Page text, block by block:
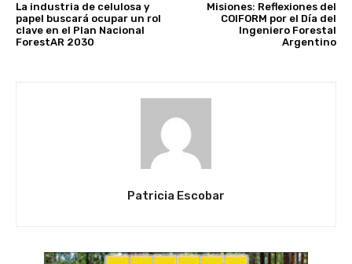
La industria de celulosa y
papel buscará ocupar un rol
clave en el Plan Nacional
ForestAR 2030
Misiones: Reflexiones del
COIFORM por el Día del
Ingeniero Forestal
Argentino
Patricia Escobar